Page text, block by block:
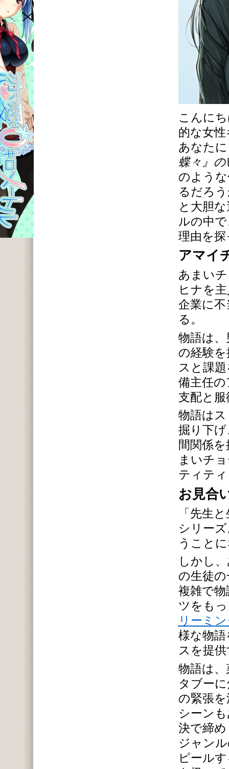
こんに
的な女
あなた
蝶々』の
のよう
るだろ
と大胆
ルの中
理由を
アマイ
あまい
ヒナを
企業に
る。
物語は
の経験
スと課
備主任
支配と
物語は
掘り下
間関係
まいチ
ティテ
お見合
「先生
シリー
うこと
しかし
の生徒
複雑で
ツをも
リーミ
様な物
スを提
物語は
タブー
の緊張
シーン
決で締
ジャン
ピール